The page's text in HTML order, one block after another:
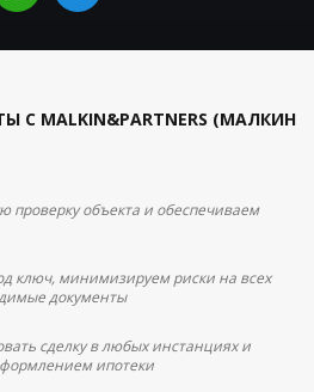
MALKIN&PARTNERS (МАЛКИН
объекта и обеспечиваем
ключ, минимизируем риски на всех
документы
сделку в любых инстанциях и
ипотеки